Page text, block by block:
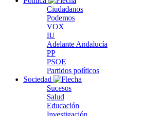
Ciudadanos
Podemos
VOX
IU
Adelante Andalucía
PP
PSOE
Partidos políticos
Sociedad
Sucesos
Salud
Educación